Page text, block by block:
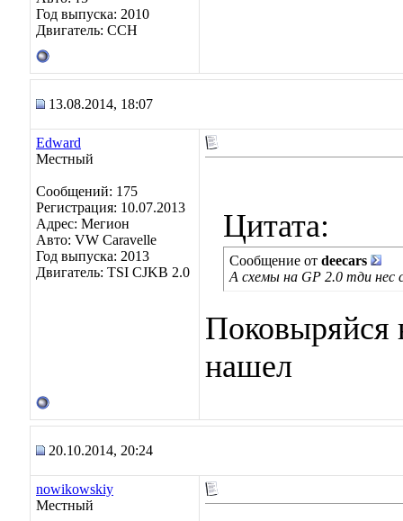
Год выпуска: 2010
Двигатель: ССН
13.08.2014, 18:07
Edward
Местный
Сообщений: 175
Регистрация: 10.07.2013
Адрес: Мегион
Авто: VW Caravelle
Год выпуска: 2013
Двигатель: TSI CJKB 2.0
Цитата:
Сообщение от deecars
А схемы на GP 2.0 тди нес
Поковыряйся
нашел
20.10.2014, 20:24
nowikowskiy
Местный